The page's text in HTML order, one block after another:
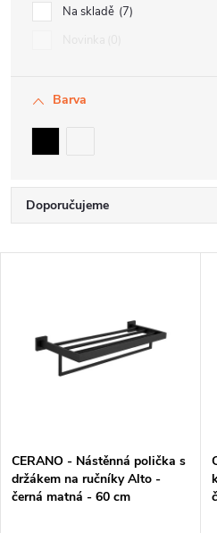
Na skladě 7
Barva
Ř
r
o
Doporučujeme
Abecedně
r
o
CERANO - Nástěnná polička s
držákem na ručníky Alto -
černá matná - 60 cm